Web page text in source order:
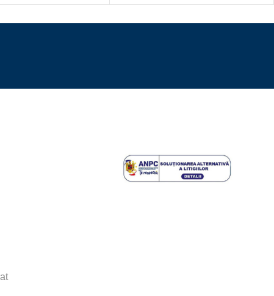
AXOR STARCK 250, FARA